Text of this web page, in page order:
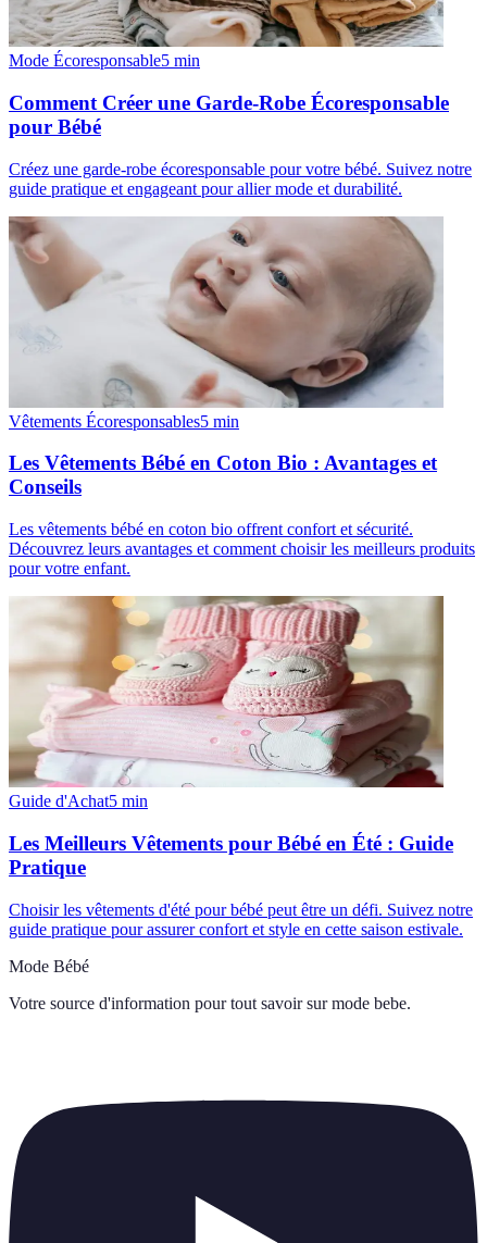
Mode Écoresponsable5 min
Comment Créer une Garde-Robe Écoresponsable
pour Bébé
Créez une garde-robe écoresponsable pour votre bébé. Suivez notre
guide pratique et engageant pour allier mode et durabilité.
Vêtements Écoresponsables5 min
Les Vêtements Bébé en Coton Bio : Avantages et
Conseils
Les vêtements bébé en coton bio offrent confort et sécurité.
Découvrez leurs avantages et comment choisir les meilleurs produits
pour votre enfant.
Guide d'Achat5 min
Les Meilleurs Vêtements pour Bébé en Été : Guide
Pratique
Choisir les vêtements d'été pour bébé peut être un défi. Suivez notre
guide pratique pour assurer confort et style en cette saison estivale.
Mode Bébé
Votre source d'information pour tout savoir sur mode bebe.